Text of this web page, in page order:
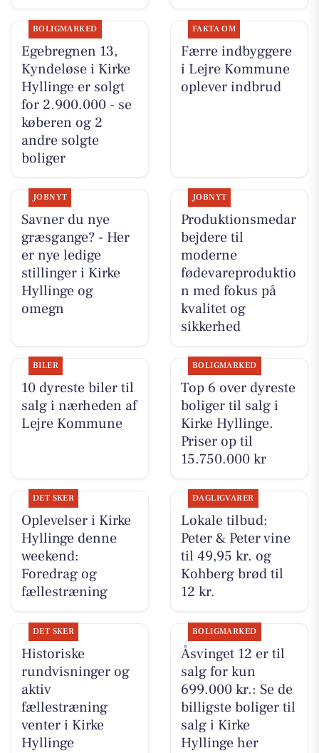
BOLIGMARKED
Egebregnen 13,
Kyndeløse i Kirke
Hyllinge er solgt
for 2.900.000 - se
køberen og 2
andre solgte
boliger
FAKTA OM
Færre indbyggere
i Lejre Kommune
oplever indbrud
JOBNYT
Savner du nye
græsgange? - Her
er nye ledige
stillinger i Kirke
Hyllinge og
omegn
JOBNYT
Produktionsmedar
bejdere til
moderne
fødevareproduktio
n med fokus på
kvalitet og
sikkerhed
BILER
10 dyreste biler til
salg i nærheden af
Lejre Kommune
BOLIGMARKED
Top 6 over dyreste
boliger til salg i
Kirke Hyllinge.
Priser op til
15.750.000 kr
DET SKER
Oplevelser i Kirke
Hyllinge denne
weekend:
Foredrag og
fællestræning
DAGLIGVARER
Lokale tilbud:
Peter & Peter vine
til 49,95 kr. og
Kohberg brød til
12 kr.
DET SKER
Historiske
rundvisninger og
aktiv
fællestræning
venter i Kirke
Hyllinge
BOLIGMARKED
Åsvinget 12 er til
salg for kun
699.000 kr.: Se de
billigste boliger til
salg i Kirke
Hyllinge her